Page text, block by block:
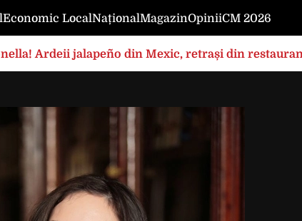
Economic LocalNaționalMagazinOpiniiCM 2026
Ardeii jalapeño din Mexic, retrași din